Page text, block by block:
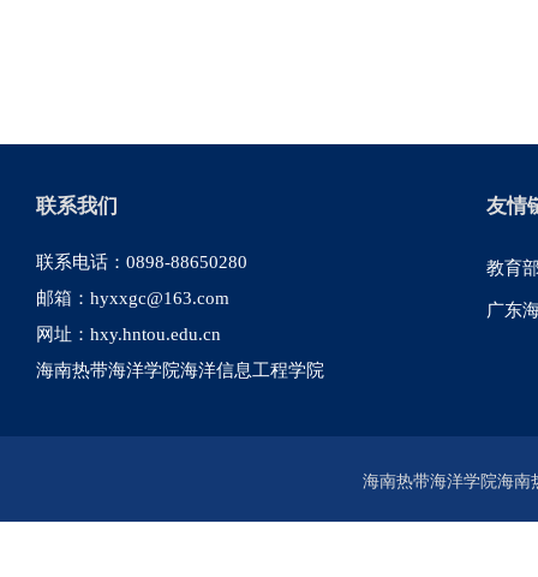
联系我们
联系电话：0898-88650280
邮箱：hyxxgc@163.com
网址：hxy.hntou.edu.cn
海南热带海洋学院海洋信息工程学院
友情
教育
广东
海南热带海洋学院海南